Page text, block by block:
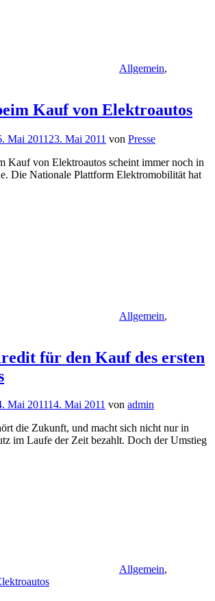
Allgemein,
Kauf von Elektroautos
Mai 2011 23. Mai 2011 von Presse
Kauf von Elektroautos scheint immer noch in
Die Nationale Plattform Elektromobilität hat
Allgemein,
für den Kauf des ersten
Mai 201114. Mai 2011 von admin
die Zukunft, und macht sich nicht nur in
im Laufe der Zeit bezahlt. Doch der Umstieg
Allgemein,